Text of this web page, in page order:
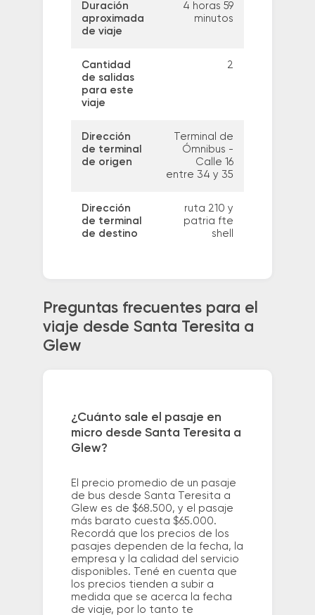
Duración
aproximada
de viaje
4 horas 59
minutos
Cantidad
de salidas
para este
viaje
2
Dirección
de terminal
de origen
Terminal de
Ómnibus -
Calle 16
entre 34 y 35
Dirección
de terminal
de destino
ruta 210 y
patria fte
shell
Preguntas frecuentes para el
viaje desde Santa Teresita a
Glew
¿Cuánto sale el pasaje en
micro desde Santa Teresita a
Glew?
El precio promedio de un pasaje
de bus desde Santa Teresita a
Glew es de $68.500, y el pasaje
más barato cuesta $65.000.
Recordá que los precios de los
pasajes dependen de la fecha, la
empresa y la calidad del servicio
disponibles. Tené en cuenta que
los precios tienden a subir a
medida que se acerca la fecha
de viaje, por lo tanto te